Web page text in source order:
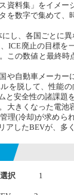
資料集」をイメ
を数字で集めて
し、各国ごとに
ICE廃止の目標
この数値と最終
自動車メーカー
を脱して、性能
と安全性の諸課題を
きくなった電池
理(冷却)が求め
アしたBEVが、多
択 1